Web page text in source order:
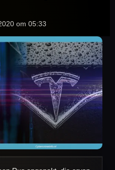
om 05:33